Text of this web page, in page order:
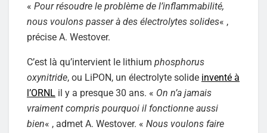
« Pour résoudre le problème de l’inflammabilité,
nous voulons passer à des électrolytes solides« ,
précise A. Westover.
C’est là qu’intervient le lithium phosphorus
oxynitride, ou LiPON, un électrolyte solide inventé à
l’ORNL il y a presque 30 ans. « On n’a jamais
vraiment compris pourquoi il fonctionne aussi
bien« , admet A. Westover. « Nous voulons faire